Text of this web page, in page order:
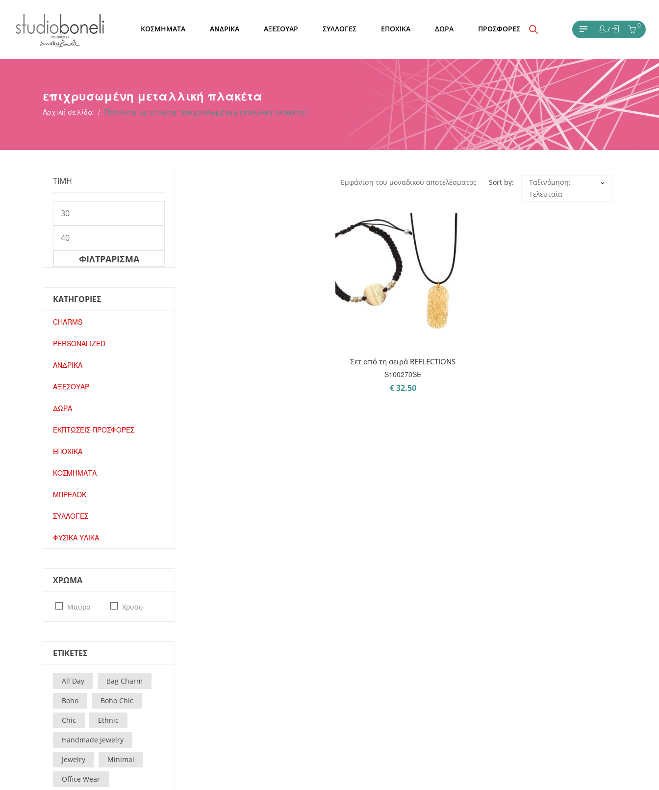
ΚΟΣΜΗΜΑΤΑ ΑΝΔΡΙΚΑ ΑΞΕΣΟΥΑΡ ΣΥΛΛΟΓΕΣ ΕΠΟΧΙΚΑ ΔΩΡΑ ΠΡΟΣΦΟΡΕΣ / 0
επιχρυσωμένη μεταλλική πλακέτα
Αρχική σελίδα / Προϊόντα με ετικέτα “επιχρυσωμένη μεταλλική πλακέτα”
ΤΙΜΗ
τιμή
τιμή
ΦΙΛΤΡΆΡΙΣΜΑ
ΚΑΤΗΓΟΡΙΕΣ
CHARMS
PERSONALIZED
ΑΝΔΡΙΚΑ
ΑΞΕΣΟΥΑΡ
ΔΩΡΑ
ΕΚΠΤΩΣΕΙΣ-ΠΡΟΣΦΟΡΕΣ
ΕΠΟΧΙΚΑ
ΚΟΣΜΗΜΑΤΑ
ΜΠΡΕΛΟΚ
ΣΥΛΛΟΓΕΣ
ΦΥΣΙΚΑ ΥΛΙΚΑ
ΧΡΩΜΑ
Μαύρο Χρυσό
ΕΤΙΚΕΤΕΣ
All Day Bag Charm
Boho Boho Chic
Chic Ethnic
Handmade Jewelry
Jewelry Minimal
Office Wear
Εμφάνιση του μοναδικού αποτελέσματος Sort by:
Ταξινόμηση:
Τελευταία
Σετ από τη σειρά REFLECTIONS
S100270SE
€32.50